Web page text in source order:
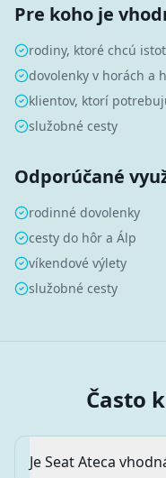
Pre koho je
rodiny, ktoré chcú
dovolenky v horách a
klientov, ktorí
služobné cesty
Odporúčané
rodinné dovolenky
cesty do hôr a Álp
víkendové výlety
služobné cesty
Často
Je Seat Ateca